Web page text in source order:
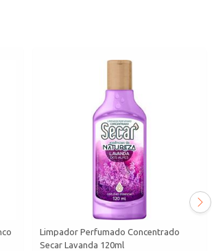
Limpador Perfumado Concentrado
Secar Lavanda 120ml